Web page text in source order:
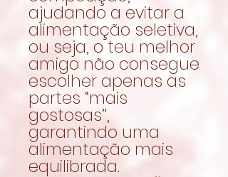
ajudando a evitar a
alimentação seletiva,
ou seja, o teu melhor
amigo não consegue
escolher apenas as
partes “mais
gostosas”,
garantindo uma
alimentação mais
equilibrada.